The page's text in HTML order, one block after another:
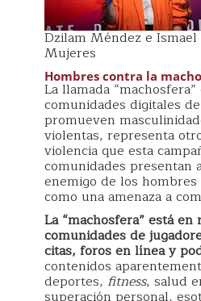
Dzilam Méndez e Ismael
Mujeres
Hombres contra la
La llamada
comunidades digitales
promueven
violentas, representa
violencia que esta
comunidades presentan
enemigo de los
como una amenaza a
La “machosfera” está en
comunidades de
citas, foros en línea y
contenidos
deportes, fitness, salud